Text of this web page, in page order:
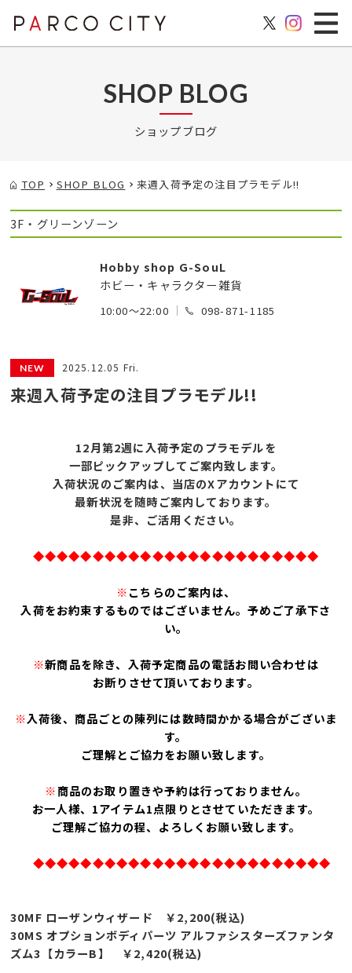
SHOP BLOG
ショップブログ
TOP SHOP BLOG 来週入荷予定の注目プラモデル!!
3F・グリーンゾーン
Hobby shop G-SouL
ホビー・キャラクター雑貨
10:00～22:00 098-871-1185
2025.12.05 Fri.
来週入荷予定の注目プラモデル!!
12月第2週に入荷予定のプラモデルを
一部ピックアップしてご案内致します。
入荷状況のご案内は、 当店のXアカウントにて
最新状況を随時ご案内しております。
是非、ご活用ください。
◆◆◆◆◆◆◆◆◆◆◆◆◆◆◆◆◆◆◆◆◆◆◆◆
※こちらのご案内は、
入荷をお約束するものではございません。予めご了承下さ
い。
※新商品を除き、入荷予定商品の電話お問い合わせは
お断りさせて頂いております。
※入荷後、商品ごとの陳列には数時間かかる場合がございま
す。
ご理解とご協力をお願い致します。
※商品のお取り置きや予約は行っておりません。
お一人様、1アイテム1点限りとさせていただきます。
ご理解ご協力の程、よろしくお願い致します。
◆◆◆◆◆◆◆◆◆◆◆◆◆◆◆◆◆◆◆◆◆◆◆◆◆
30MF ローザンウィザード ￥2,200(税込)
30MS オプションボディパーツ アルファシスターズファンタ
ズム3【カラーB】 ￥2,420(税込)